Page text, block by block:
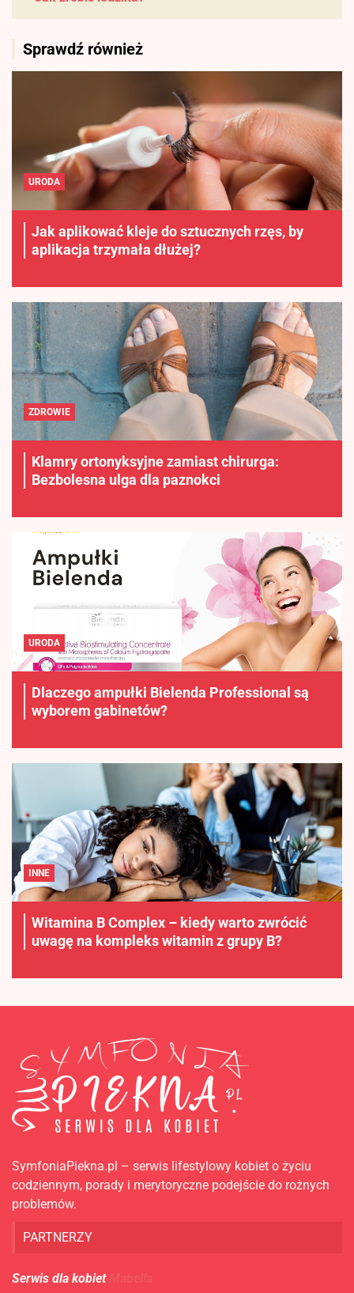
Sprawdź również
URODA
Jak aplikować kleje do sztucznych rzęs, by
aplikacja trzymała dłużej?
ZDROWIE
Klamry ortonyksyjne zamiast chirurga:
Bezbolesna ulga dla paznokci
URODA
Dlaczego ampułki Bielenda Professional są
wyborem gabinetów?
INNE
Witamina B Complex – kiedy warto zwrócić
uwagę na kompleks witamin z grupy B?
SymfoniaPiekna.pl – serwis lifestylowy kobiet o życiu
codziennym, porady i merytoryczne podejście do rożnych
problemów.
PARTNERZY
Serwis dla kobiet